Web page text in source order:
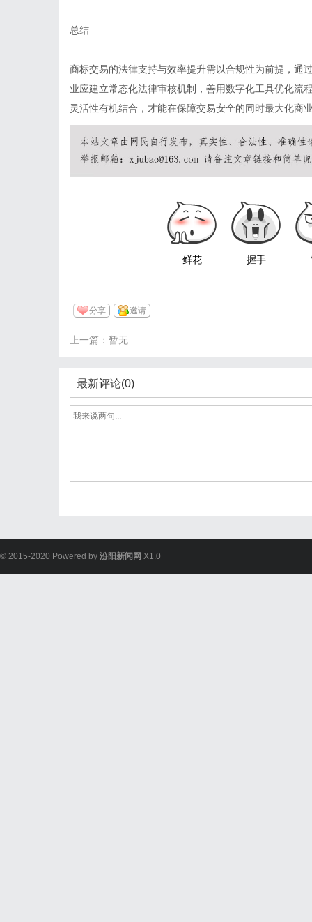
总结
商标交易的法律支持与效率提升需以合规性为前提，通
业应建立常态化法律审核机制，善用数字化工具优化流
灵活性有机结合，才能在保障交易安全的同时最大化商
鲜花 握手
分享 邀请
上一篇：暂无
最新评论(0)
© 2015-2020 Powered by 汾阳新闻网 X1.0